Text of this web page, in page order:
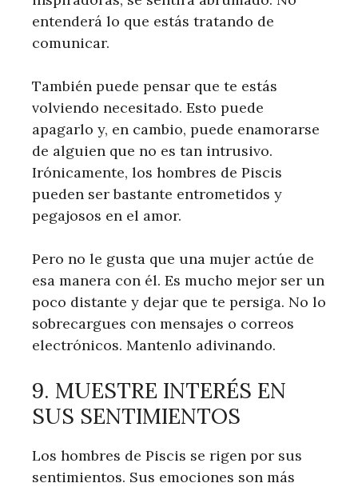
entenderá lo que estás tratando de
comunicar.
También puede pensar que te estás
volviendo necesitado. Esto puede
apagarlo y, en cambio, puede enamorarse
de alguien que no es tan intrusivo.
Irónicamente, los hombres de Piscis
pueden ser bastante entrometidos y
pegajosos en el amor.
Pero no le gusta que una mujer actúe de
esa manera con él. Es mucho mejor ser un
poco distante y dejar que te persiga. No lo
sobrecargues con mensajes o correos
electrónicos. Mantenlo adivinando.
9. MUESTRE INTERÉS EN
SUS SENTIMIENTOS
Los hombres de Piscis se rigen por sus
sentimientos. Sus emociones son más